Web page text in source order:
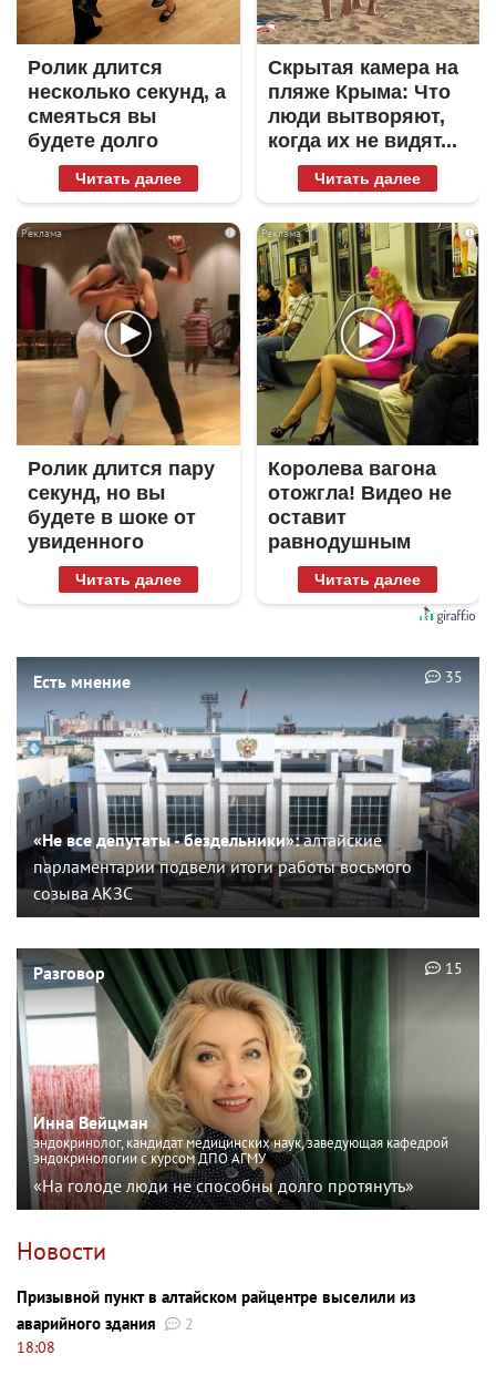
Ролик длится
несколько секунд, а
смеяться вы
будете долго
Читать далее
Скрытая камера на
пляже Крыма: Что
люди вытворяют,
когда их не видят...
Читать далее
i
Ролик длится пару
секунд, но вы
будете в шоке от
увиденного
Читать далее
i
Королева вагона
отожгла! Видео не
оставит
равнодушным
Читать далее
Есть мнение
«Не все депутаты - бездельники»:алтайские
парламентарии подвели итоги работы восьмого
созыва АКЗС
35
Разговор
Инна Вейцман
эндокринолог, кандидат медицинских наук, заведующая кафедрой
эндокринологии с курсом ДПО АГМУ
«На голоде люди не способны долго протянуть»
15
Новости
Призывной пункт в алтайском райцентре выселили из
аварийного здания
2
18:08